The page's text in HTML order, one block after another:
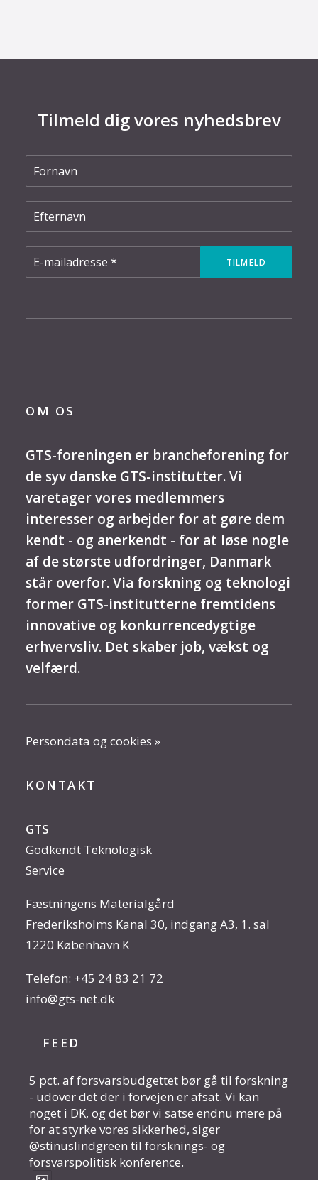
Tilmeld dig vores nyhedsbrev
OM OS
GTS-foreningen er brancheforening for
de syv danske GTS-institutter. Vi
varetager vores medlemmers
interesser og arbejder for at gøre dem
kendt - og anerkendt - for at løse nogle
af de største udfordringer, Danmark
står overfor. Via forskning og teknologi
former GTS-institutterne fremtidens
innovative og konkurrencedygtige
erhvervsliv. Det skaber job, vækst og
velfærd.
Persondata og cookies »
KONTAKT
GTS
Godkendt Teknologisk
Service
Fæstningens Materialgård
Frederiksholms Kanal 30, indgang A3, 1. sal
1220 København K
Telefon: +45 24 83 21 72
info@gts-net.dk
FEED
5 pct. af forsvarsbudgettet bør gå til forskning
- udover det der i forvejen er afsat. Vi kan
noget i DK, og det bør vi satse endnu mere på
for at styrke vores sikkerhed, siger
@stinuslindgreen til forsknings- og
forsvarspolitisk konference.